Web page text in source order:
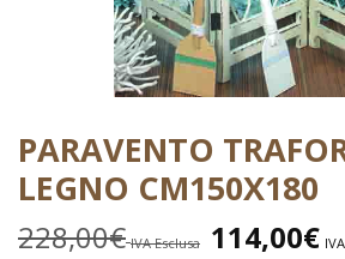
PARAVENTO
LEGNO CM150X180
228,00€ IVA Esclusa 114,00€